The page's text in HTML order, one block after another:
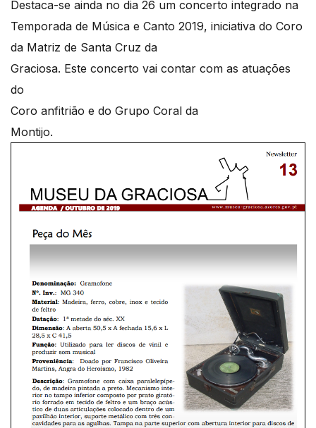
Destaca-se ainda no dia 26 um concerto integrado na
Temporada de Música e Canto 2019, iniciativa do Coro
da Matriz de Santa Cruz da
Graciosa. Este concerto vai contar com as atuações
do
Coro anfitrião e do Grupo Coral da
Montijo.